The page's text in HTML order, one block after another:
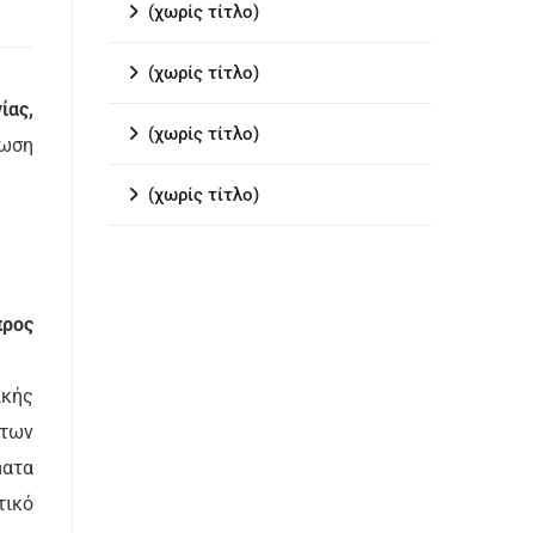
(χωρίς τίτλο)
(χωρίς τίτλο)
(χωρίς τίτλο)
(χωρίς τίτλο)